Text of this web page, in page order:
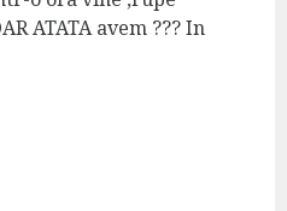
ATATA avem ??? In